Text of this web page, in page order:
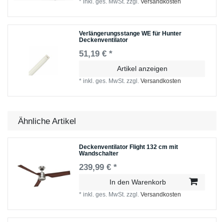
* inkl. ges. MwSt. zzgl. Versandkosten
Verlängerungsstange WE für Hunter
Deckenventilator
51,19 € *
Artikel anzeigen
*inkl. ges. MwSt. zzgl.Versandkosten
Ähnliche Artikel
Deckenventilator Flight 132 cm mit
Wandschalter
239,99 € *
In den Warenkorb
*inkl. ges. MwSt. zzgl.Versandkosten